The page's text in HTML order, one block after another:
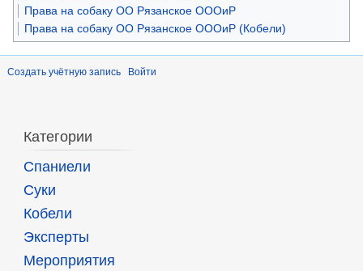
Права на собаку ОО Рязанское ОООиР
Права на собаку ОО Рязанское ОООиР (Кобели)
Создать учётную запись Войти
Категории
Спаниели
Суки
Кобели
Эксперты
Мероприятия